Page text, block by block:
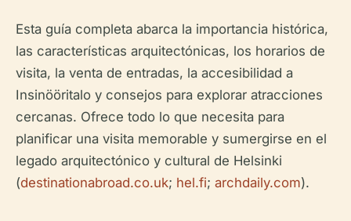
Esta guía completa abarca la importancia histórica,
las características arquitectónicas, los horarios de
visita, la venta de entradas, la accesibilidad a
Insinööritalo y consejos para explorar atracciones
cercanas. Ofrece todo lo que necesita para
planificar una visita memorable y sumergirse en el
legado arquitectónico y cultural de Helsinki
(destinationabroad.co.uk; hel.fi; archdaily.com).